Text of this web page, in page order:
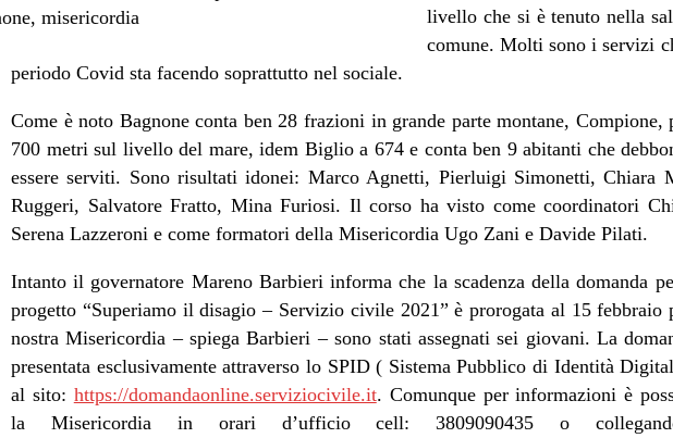
livello che si è tenuto nella
comune. Molti sono i servizi
periodo Covid sta facendo soprattutto nel sociale.
Come è noto Bagnone conta ben 28 frazioni in grande parte montane, Compione,
700 metri sul livello del mare, idem Biglio a 674 e conta ben 9 abitanti che
essere serviti. Sono risultati idonei: Marco Agnetti, Pierluigi Simonetti, Chiara
Ruggeri, Salvatore Fratto, Mina Furiosi. Il corso ha visto come coordinatori
Serena Lazzeroni e come formatori della Misericordia Ugo Zani e Davide Pilati.
Intanto il governatore Mareno Barbieri informa che la scadenza della domanda
progetto “Superiamo il disagio – Servizio civile 2021” è prorogata al 15 febbraio
nostra Misericordia – spiega Barbieri – sono stati assegnati sei giovani. La
presentata esclusivamente attraverso lo SPID ( Sistema Pubblico di Identità
al sito: https://domandaonline.serviziocivile.it. Comunque per informazioni è
la Misericordia in orari d’ufficio cell: 3809090435 o